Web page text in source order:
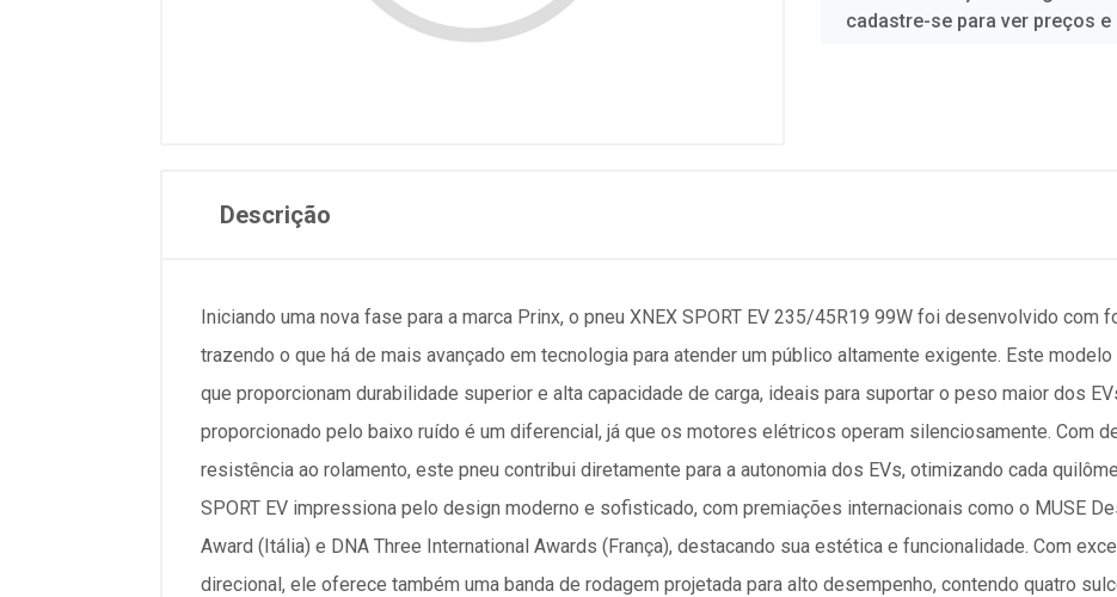
cadastre-se para ver preços
Descrição
Iniciando uma nova fase para a marca Prinx, o pneu XNEX SPORT EV 235/45R19 99W foi desenvolvido com
trazendo o que há de mais avançado em tecnologia para atender um público altamente exigente. Este
que proporcionam durabilidade superior e alta capacidade de carga, ideais para suportar o peso maior dos
proporcionado pelo baixo ruído é um diferencial, já que os motores elétricos operam silenciosamente. Com
resistência ao rolamento, este pneu contribui diretamente para a autonomia dos EVs, otimizando cada
SPORT EV impressiona pelo design moderno e sofisticado, com premiações internacionais como o MUSE
Award (Itália) e DNA Three International Awards (França), destacando sua estética e funcionalidade. Com
direcional, ele oferece também uma banda de rodagem projetada para alto desempenho, contendo quatro